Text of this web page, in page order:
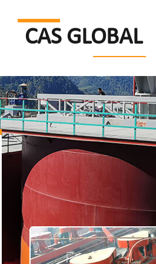
CAS GLOBAL